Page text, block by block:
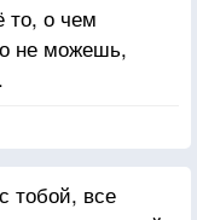
то, о чем
не можешь,
тобой, все